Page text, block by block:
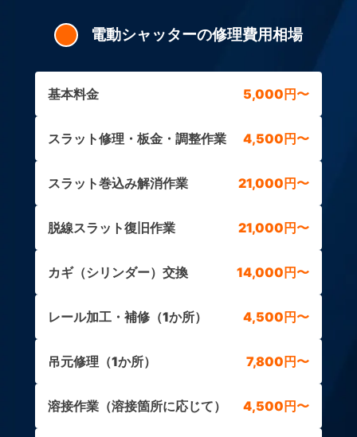
電動シャッターの修理費用相場
基本料金 5,000円〜
スラット修理・板金・調整作業 4,500円〜
スラット巻込み解消作業 21,000円〜
脱線スラット復旧作業 21,000円〜
カギ（シリンダー）交換 14,000円〜
レール加工・補修（1か所） 4,500円〜
吊元修理（1か所） 7,800円〜
溶接作業（溶接箇所に応じて） 4,500円〜